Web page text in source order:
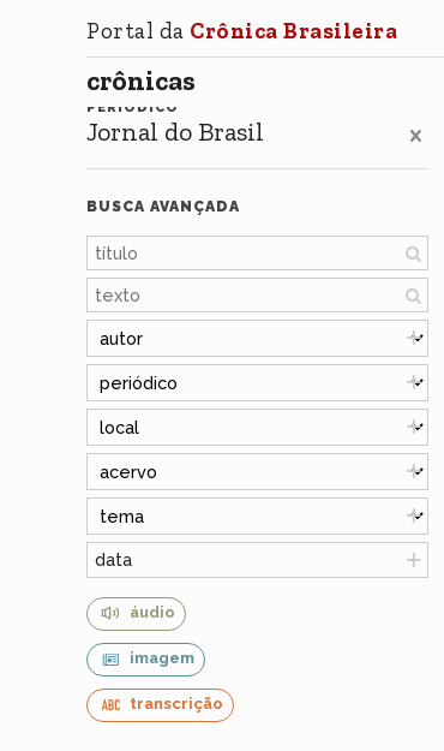
Portal da Crônica Brasileira
crônicas
PERIÓDICO
Jornal do Brasil
BUSCA AVANÇADA
data
áudio
imagem
transcrição